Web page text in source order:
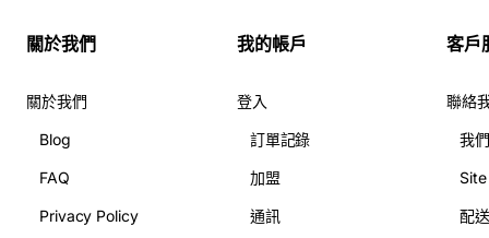
關於我們
關於我們
Blog
FAQ
Privacy Policy
我的帳戶
登入
訂單記錄
加盟
通訊
客戶
聯絡
我
配